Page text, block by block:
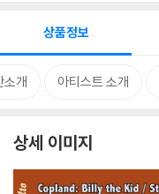
상품정보
소개 아티스트 소개
상세 이미지